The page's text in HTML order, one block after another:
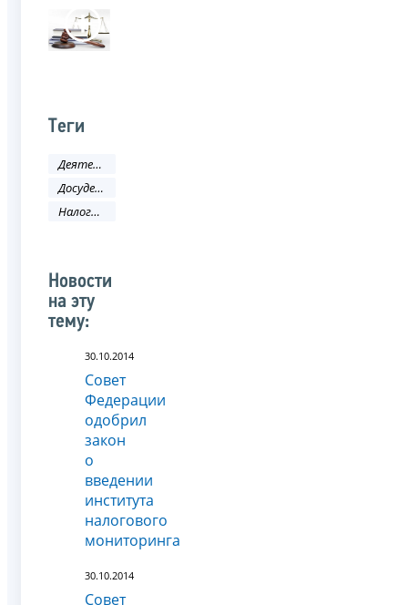
Теги
Деятельность ФНС
Досудебное урегулирование налоговых споров
Налоговое законодательство
Новости
на эту
тему:
30.10.2014
Совет
Федерации
одобрил
закон
о
введении
института
налогового
мониторинга
30.10.2014
Совет